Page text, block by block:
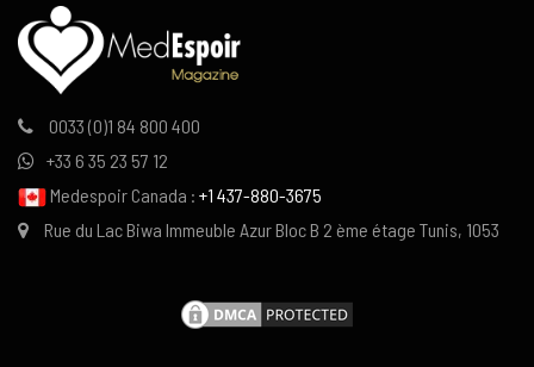
0033 (0)1 84 800 400
+33 6 35 23 57 12
Medespoir Canada : +1 437-880-3675
Rue du Lac Biwa Immeuble Azur Bloc B 2 ème étage Tunis, 1053